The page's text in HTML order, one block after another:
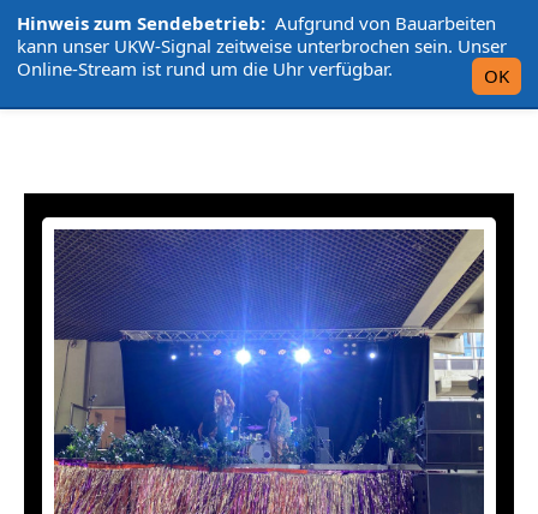
Hinweis zum Sendebetrieb: Aufgrund von Bauarbeiten
kann unser UKW-Signal zeitweise unterbrochen sein. Unser
Online-Stream ist rund um die Uhr verfügbar.
OK
L'UniCo